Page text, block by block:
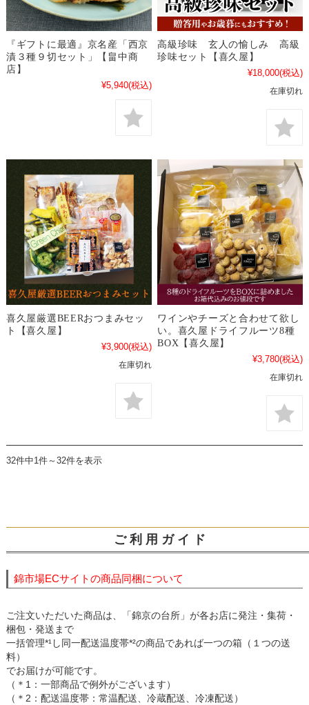
『ギフトに最適』京名産「西京
漬３種９切セット」【畠中商
店】
¥5,940(税込)
高級珍味 玄人の愉しみ 高級
珍味セット【喜久屋】
¥18,000(税込)
在庫切れ
喜久屋厳選BEERおつまみセッ
ト【喜久屋】
¥3,900(税込)
在庫切れ
ワインやチーズと合わせて欲し
い。喜久屋ドライフルーツ8種
BOX【喜久屋】
¥3,780(税込)
在庫切れ
32件中1件～32件を表示
ご 利 用 ガ イ ド
錦市場ECサイトの商品同梱について
ご注文いただいた商品は、「錦京の台所」が各お店に発注・集荷・
梱包・発送まで
一括管理*¹し同一配送温度帯*²の商品であれば一つの箱（１つの送
料）
でお届けが可能です。
（＊1：一部商品で例外がございます）
（＊2：配送温度帯：常温配送、冷蔵配送、冷凍配送）